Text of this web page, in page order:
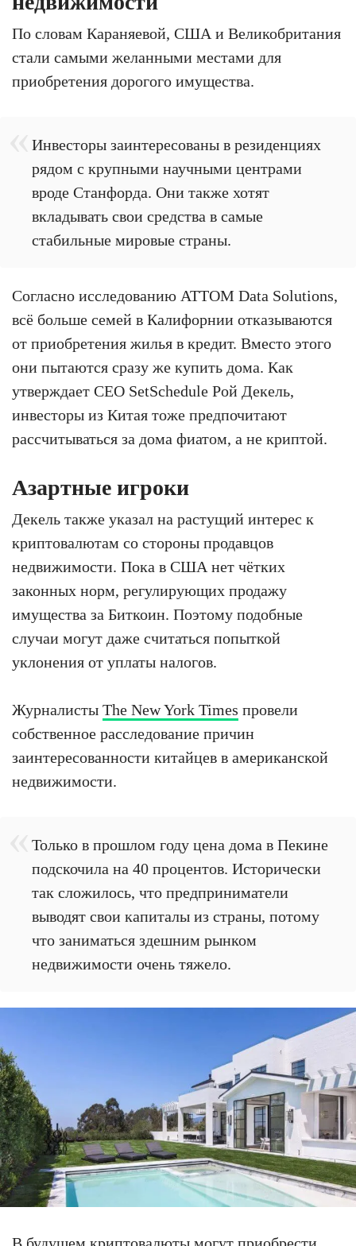
По словам Караняевой, США и Великобритания
стали самыми желанными местами для
приобретения дорогого имущества.
Инвесторы заинтересованы в резиденциях
рядом с крупными научными центрами
вроде Станфорда. Они также хотят
вкладывать свои средства в самые
стабильные мировые страны.
Согласно исследованию ATTOM Data Solutions,
всё больше семей в Калифорнии отказываются
от приобретения жилья в кредит. Вместо этого
они пытаются сразу же купить дома. Как
утверждает CEO SetSchedule Рой Декель,
инвесторы из Китая тоже предпочитают
рассчитываться за дома фиатом, а не криптой.
Азартные игроки
Декель также указал на растущий интерес к
криптовалютам со стороны продавцов
недвижимости. Пока в США нет чётких
законных норм, регулирующих продажу
имущества за Биткоин. Поэтому подобные
случаи могут даже считаться попыткой
уклонения от уплаты налогов.
Журналисты The New York Times провели
собственное расследование причин
заинтересованности китайцев в американской
недвижимости.
Только в прошлом году цена дома в Пекине
подскочила на 40 процентов. Исторически
так сложилось, что предприниматели
выводят свои капиталы из страны, потому
что заниматься здешним рынком
недвижимости очень тяжело.